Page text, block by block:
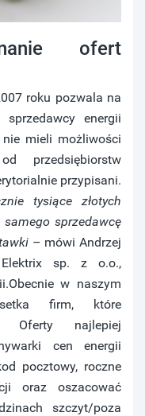
ofert
roku pozwala na
energii
nie mieli możliwości
przedsiębiorstw
przypisani.
tysiące złotych
sprzedawcę
– mówi Andrzej
Elektrix sp. z o.o.,
w naszym
firm, które
Oferty najlepiej
cen energii
pocztowy, roczne
oraz oszacować
szczyt/poza